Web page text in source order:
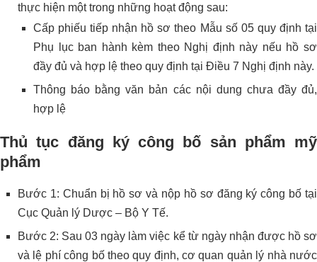
thực hiện một trong những hoạt động sau:
Cấp phiếu tiếp nhận hồ sơ theo Mẫu số 05 quy định tại
Phụ lục ban hành kèm theo Nghị định này nếu hồ sơ
đầy đủ và hợp lệ theo quy định tại Điều 7 Nghị định này.
Thông báo bằng văn bản các nội dung chưa đầy đủ,
hợp lệ
Thủ tục đăng ký công bố sản phẩm mỹ
phẩm
Bước 1: Chuẩn bị hồ sơ và nộp hồ sơ đăng ký công bố tại
Cục Quản lý Dược – Bộ Y Tế.
Bước 2: Sau 03 ngày làm việc kể từ ngày nhận được hồ sơ
và lệ phí công bố theo quy định, cơ quan quản lý nhà nước